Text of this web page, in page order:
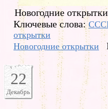
Новогодние
Ключевые слова:
открытки
Новогодние открытки
22
Декабрь